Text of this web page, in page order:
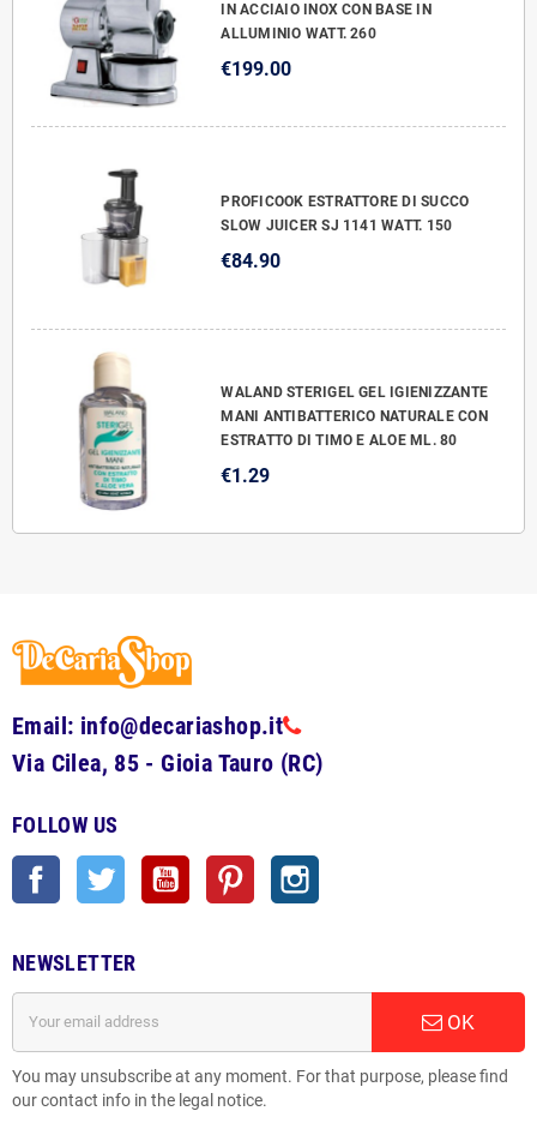
IN ACCIAIO INOX CON BASE IN
ALLUMINIO WATT. 260
€199.00
PROFICOOK ESTRATTORE DI SUCCO
SLOW JUICER SJ 1141 WATT. 150
€84.90
WALAND STERIGEL GEL IGIENIZZANTE
MANI ANTIBATTERICO NATURALE CON
ESTRATTO DI TIMO E ALOE ML. 80
€1.29
Email: info@decariashop.it
Via Cilea, 85 - Gioia Tauro (RC)
FOLLOW US
Facebook Twitter YouTube Pinterest
NEWSLETTER
OK
You may unsubscribe at any moment. For that purpose, please find
our contact info in the legal notice.